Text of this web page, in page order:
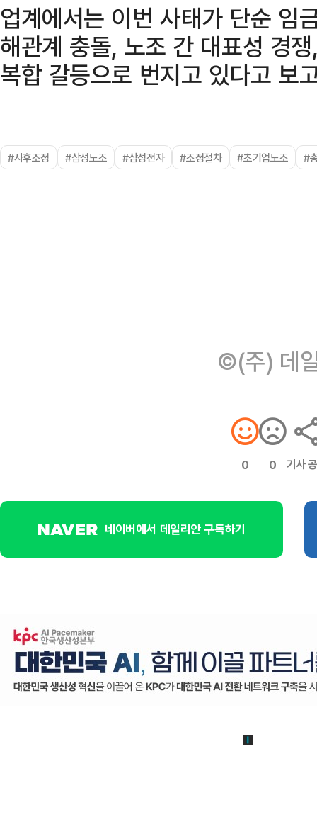
업계에서는 이번 사태가 단순 임
해관계 충돌, 노조 간 대표성 경
복합 갈등으로 번지고 있다고 보
#사후조정 #삼성노조 #삼성전자 #조정절차 #초기업노조 #
©(주) 데
0 0 기사
네이버에서 데일리안 구독하기